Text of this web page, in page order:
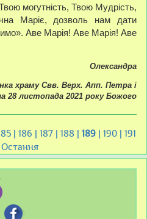
могутність, Твою Мудрість,
Маріє, дозволь нам дати
Аве Марія! Аве Марія! Аве
Олександра
храму Свв. Верх. Апп. Петра і
28 листопада 2021 року Божого
| 186 | 187 | 188 | 189 | 190 | 191
Остання